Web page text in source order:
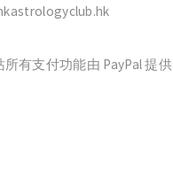
所有支付功能由 PayPal 提供